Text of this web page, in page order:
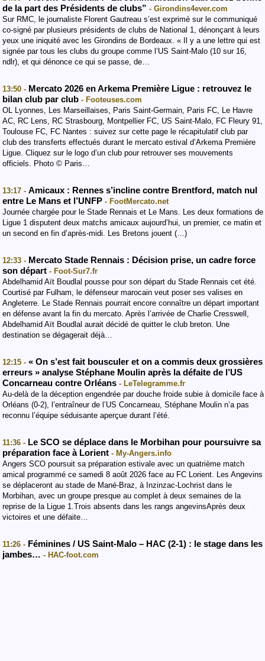
de la part des Présidents de clubs” - Girondins4ever.com
Sur RMC, le journaliste Florent Gautreau s’est exprimé sur le communiqué
co-signé par plusieurs présidents de clubs de National 1, dénonçant à leurs
yeux une iniquité avec les Girondins de Bordeaux. « Il y a une lettre qui est
signée par tous les clubs du groupe comme l’US Saint-Malo (10 sur 16,
ndlr), et qui dénonce ce qui se passe, de…
13:50 - Mercato 2026 en Arkema Première Ligue : retrouvez le
bilan club par club - Footeuses.com
OL Lyonnes, Les Marseillaises, Paris Saint-Germain, Paris FC, Le Havre
AC, RC Lens, RC Strasbourg, Montpellier FC, US Saint-Malo, FC Fleury 91,
Toulouse FC, FC Nantes : suivez sur cette page le récapitulatif club par
club des transferts effectués durant le mercato estival d’Arkema Première
Ligue. Cliquez sur le logo d’un club pour retrouver ses mouvements
officiels. Photo © Paris…
13:17 - Amicaux : Rennes s’incline contre Brentford, match nul
entre Le Mans et l’UNFP - FootMercato.net
Journée chargée pour le Stade Rennais et Le Mans. Les deux formations de
Ligue 1 disputent deux matchs amicaux aujourd’hui, un premier, ce matin et
un second en fin d’après-midi. Les Bretons jouent (…)
12:33 - Mercato Stade Rennais : Décision prise, un cadre force
son départ - Foot-Sur7.fr
Abdelhamid Aït Boudlal pousse pour son départ du Stade Rennais cet été.
Courtisé par Fulham, le défenseur marocain veut poser ses valises en
Angleterre. Le Stade Rennais pourrait encore connaître un départ important
en défense avant la fin du mercato. Après l’arrivée de Charlie Cresswell,
Abdelhamid Aït Boudlal aurait décidé de quitter le club breton. Une
destination se dégagerait déjà…
12:15 - « On s’est fait bousculer et on a commis deux grossières
erreurs » analyse Stéphane Moulin après la défaite de l’US
Concarneau contre Orléans - LeTelegramme.fr
Au-delà de la déception engendrée par douche froide subie à domicile face à
Orléans (0-2), l’entraîneur de l’US Concarneau, Stéphane Moulin n’a pas
reconnu l’équipe séduisante aperçue durant l’été.
11:36 - Le SCO se déplace dans le Morbihan pour poursuivre sa
préparation face à Lorient - My-Angers.info
Angers SCO poursuit sa préparation estivale avec un quatrième match
amical programmé ce samedi 8 août 2026 face au FC Lorient. Les Angevins
se déplaceront au stade de Mané-Braz, à Inzinzac-Lochrist dans le
Morbihan, avec un groupe presque au complet à deux semaines de la
reprise de la Ligue 1.Trois absents dans les rangs angevinsAprès deux
victoires et une défaite…
11:26 - Féminines / US Saint-Malo – HAC (2-1) : le stage dans les
jambes… - HAC-foot.com